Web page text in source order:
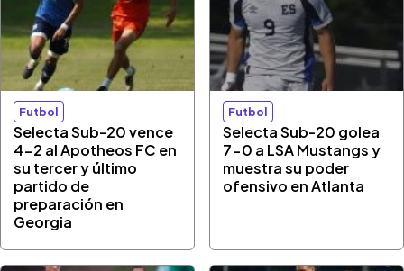
Futbol
Selecta Sub-20 vence
4-2 al Apotheos FC en
su tercer y último
partido de
preparación en
Georgia
Futbol
Selecta Sub-20 golea
7-0 a LSA Mustangs y
muestra su poder
ofensivo en Atlanta